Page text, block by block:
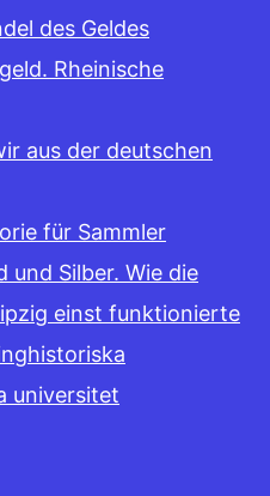
des Geldes
Rheinische
aus der deutschen
für Sammler
und Silber. Wie die
einst funktionierte
universitet